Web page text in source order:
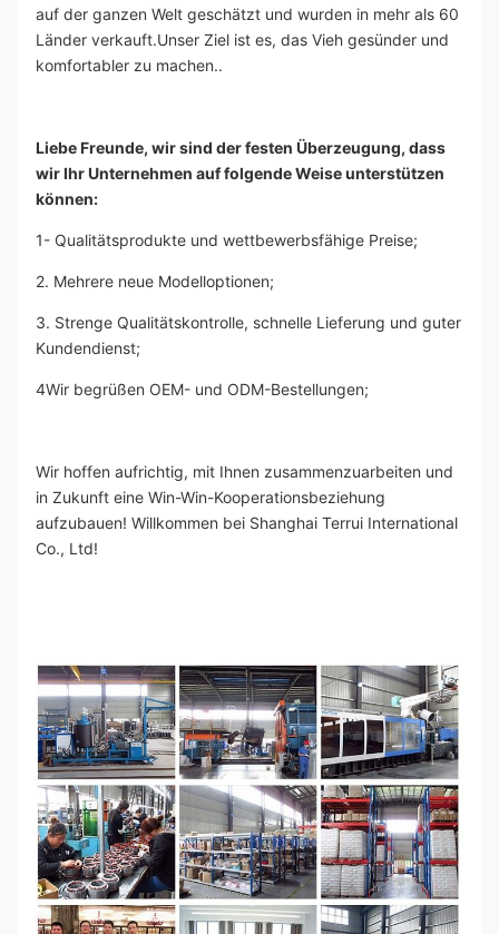
auf der ganzen Welt geschätzt und wurden in mehr als 60
Länder verkauft.Unser Ziel ist es, das Vieh gesünder und
komfortabler zu machen..
Liebe Freunde, wir sind der festen Überzeugung, dass
wir Ihr Unternehmen auf folgende Weise unterstützen
können:
1- Qualitätsprodukte und wettbewerbsfähige Preise;
2. Mehrere neue Modelloptionen;
3. Strenge Qualitätskontrolle, schnelle Lieferung und guter
Kundendienst;
4Wir begrüßen OEM- und ODM-Bestellungen;
Wir hoffen aufrichtig, mit Ihnen zusammenzuarbeiten und
in Zukunft eine Win-Win-Kooperationsbeziehung
aufzubauen! Willkommen bei Shanghai Terrui International
Co., Ltd!